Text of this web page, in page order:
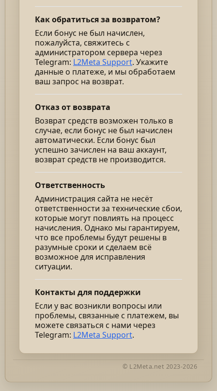
Как обратиться за возвратом?
Если бонус не был начислен,
пожалуйста, свяжитесь с
администратором сервера через
Telegram: L2Meta Support. Укажите
данные о платеже, и мы обработаем
ваш запрос на возврат.
Отказ от возврата
Возврат средств возможен только в
случае, если бонус не был начислен
автоматически. Если бонус был
успешно зачислен на ваш аккаунт,
возврат средств не производится.
Ответственность
Администрация сайта не несёт
ответственности за технические сбои,
которые могут повлиять на процесс
начисления. Однако мы гарантируем,
что все проблемы будут решены в
разумные сроки и сделаем всё
возможное для исправления
ситуации.
Контакты для поддержки
Если у вас возникли вопросы или
проблемы, связанные с платежем, вы
можете связаться с нами через
Telegram: L2Meta Support.
© L2Meta.net 2023-2026